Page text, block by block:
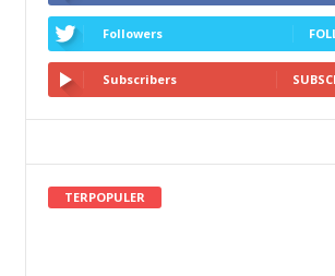
Followers
Subscribers
TERPOPULER